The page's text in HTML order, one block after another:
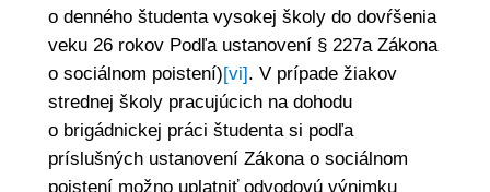
o denného študenta vysokej školy do dovŕšenia
veku 26 rokov Podľa ustanovení § 227a Zákona
o sociálnom poistení)[vi]. V prípade žiakov
strednej školy pracujúcich na dohodu
o brigádnickej práci študenta si podľa
príslušných ustanovení Zákona o sociálnom
poistení možno uplatniť odvodovú výnimku